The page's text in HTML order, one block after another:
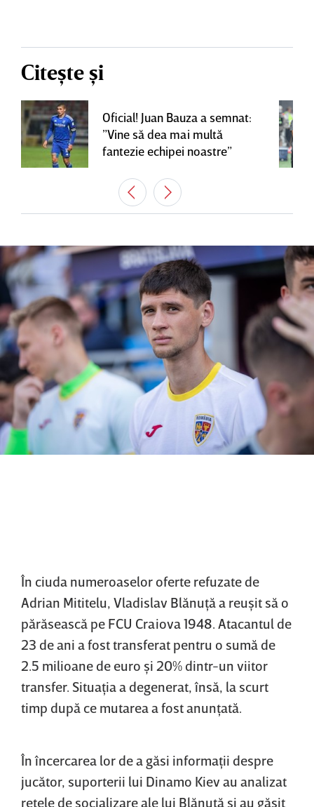
Citește și
Oficial! Juan Bauza a semnat:
”Vine să dea mai multă
fantezie echipei noastre”
În ciuda numeroaselor oferte refuzate de
Adrian Mititelu, Vladislav Blănuţă a reuşit să o
părăsească pe FCU Craiova 1948. Atacantul de
23 de ani a fost transferat pentru o sumă de
2.5 milioane de euro şi 20% dintr-un viitor
transfer. Situaţia a degenerat, însă, la scurt
timp după ce mutarea a fost anunţată.
În încercarea lor de a găsi informaţii despre
jucător, suporterii lui Dinamo Kiev au analizat
reţele de socializare ale lui Blănuţă şi au găsit